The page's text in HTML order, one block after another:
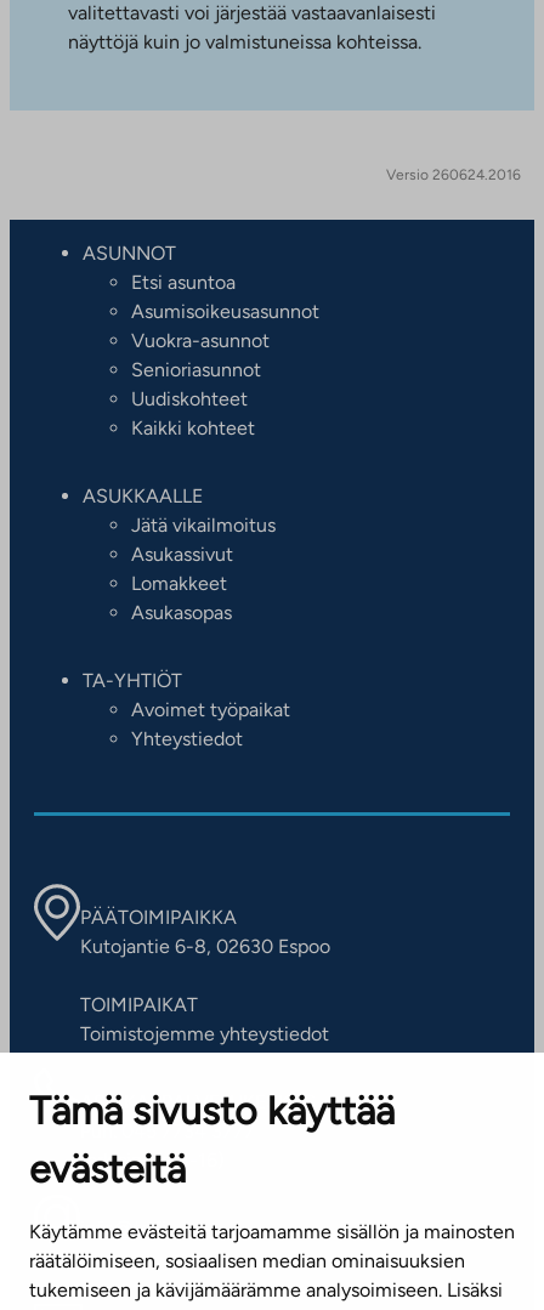
Tämä sivusto käyttää
evästeitä
Käytämme evästeitä tarjoamamme sisällön ja mainosten
räätälöimiseen, sosiaalisen median ominaisuuksien
tukemiseen ja kävijämäärämme analysoimiseen. Lisäksi
valitettavasti voi järjestää vastaavanlaisesti
näyttöjä kuin jo valmistuneissa kohteissa.
Versio 260624.2016
ASUNNOT
Etsi asuntoa
Asumisoikeusasunnot
Vuokra-asunnot
Senioriasunnot
Uudiskohteet
Kaikki kohteet
ASUKKAALLE
Jätä vikailmoitus
Asukassivut
Lomakkeet
Asukasopas
TA-YHTIÖT
Avoimet työpaikat
Yhteystiedot
PÄÄTOIMIPAIKKA
Kutojantie 6-8, 02630 Espoo
TOIMIPAIKAT
Toimistojemme yhteystiedot
ASIAKASPALVELUKESKUS
Puh. 045 7734 3777
(arkisin klo 8-16)
info@ta.fi